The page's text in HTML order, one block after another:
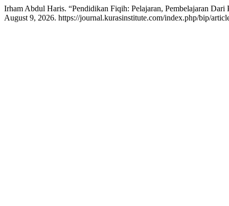
Irham Abdul Haris. “Pendidikan Fiqih: Pelajaran, Pembelajaran Dari
August 9, 2026. https://journal.kurasinstitute.com/index.php/bip/